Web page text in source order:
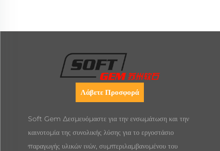
Λάβετε Προσφορά
Soft Gem Δεσμευόμαστε για την ενσωμάτωση και την
καινοτομία της συνολικής λύσης για το εργοστάσιο
παραγωγής υλικών ινών, συμπεριλαμβανομένου του